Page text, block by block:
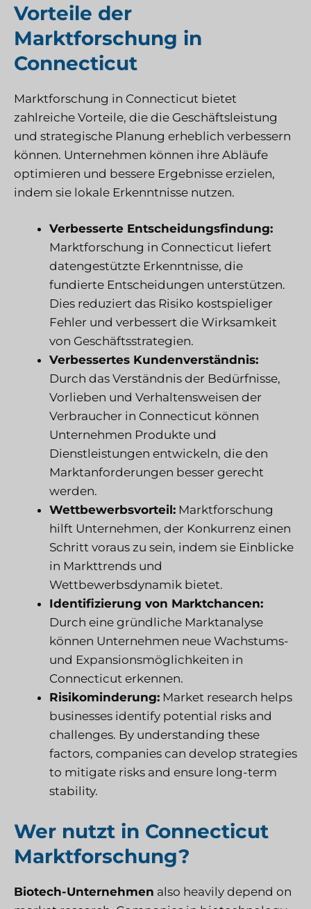
Vorteile der
Marktforschung in
Connecticut
Marktforschung in Connecticut bietet
zahlreiche Vorteile, die die Geschäftsleistung
und strategische Planung erheblich verbessern
können. Unternehmen können ihre Abläufe
optimieren und bessere Ergebnisse erzielen,
indem sie lokale Erkenntnisse nutzen.
Verbesserte Entscheidungsfindung:
Marktforschung in Connecticut liefert
datengestützte Erkenntnisse, die
fundierte Entscheidungen unterstützen.
Dies reduziert das Risiko kostspieliger
Fehler und verbessert die Wirksamkeit
von Geschäftsstrategien.
Verbessertes Kundenverständnis:
Durch das Verständnis der Bedürfnisse,
Vorlieben und Verhaltensweisen der
Verbraucher in Connecticut können
Unternehmen Produkte und
Dienstleistungen entwickeln, die den
Marktanforderungen besser gerecht
werden.
Wettbewerbsvorteil: Marktforschung
hilft Unternehmen, der Konkurrenz einen
Schritt voraus zu sein, indem sie Einblicke
in Markttrends und
Wettbewerbsdynamik bietet.
Identifizierung von Marktchancen:
Durch eine gründliche Marktanalyse
können Unternehmen neue Wachstums-
und Expansionsmöglichkeiten in
Connecticut erkennen.
Risikominderung: Market research helps
businesses identify potential risks and
challenges. By understanding these
factors, companies can develop strategies
to mitigate risks and ensure long-term
stability.
Wer nutzt in Connecticut
Marktforschung?
Biotech-Unternehmen also heavily depend on